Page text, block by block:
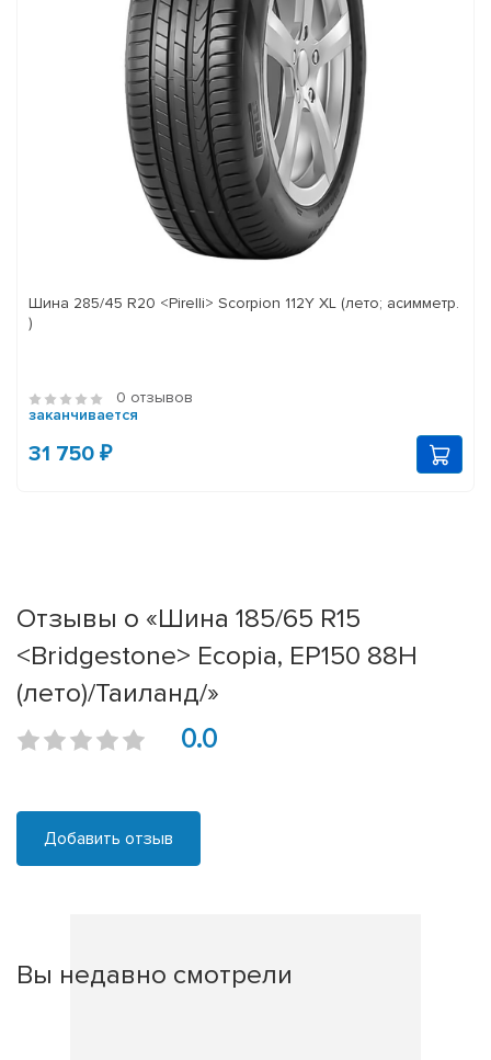
Шина 285/45 R20 <Pirelli> Scorpion 112Y XL (лето; асимметр.
)
0 отзывов
заканчивается
31 750 ₽
Отзывы о «Шина 185/65 R15
<Bridgestone> Ecopia, EP150 88H
(лето)/Таиланд/»
0.0
Добавить отзыв
Вы недавно смотрели